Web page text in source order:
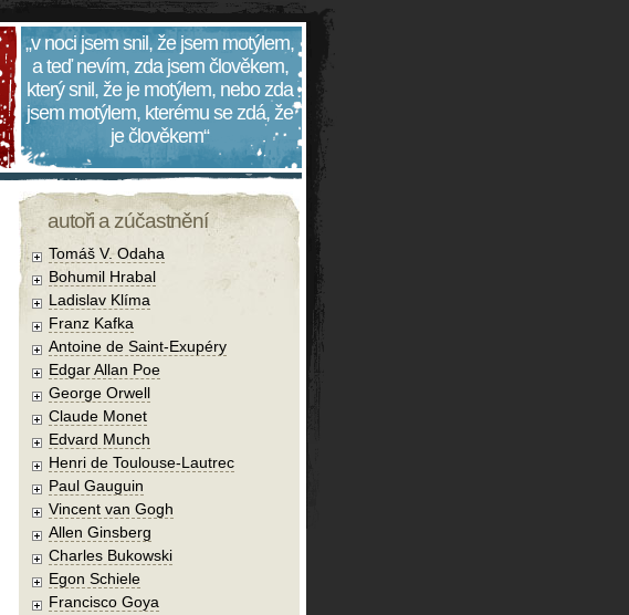
„v noci jsem snil, že jsem motýlem,
a teď nevím, zda jsem člověkem,
který snil, že je motýlem, nebo zda
jsem motýlem, kterému se zdá, že
je člověkem“
autoři a zúčastnění
Tomáš V. Odaha
Bohumil Hrabal
Ladislav Klíma
Franz Kafka
Antoine de Saint-Exupéry
Edgar Allan Poe
George Orwell
Claude Monet
Edvard Munch
Henri de Toulouse-Lautrec
Paul Gauguin
Vincent van Gogh
Allen Ginsberg
Charles Bukowski
Egon Schiele
Francisco Goya